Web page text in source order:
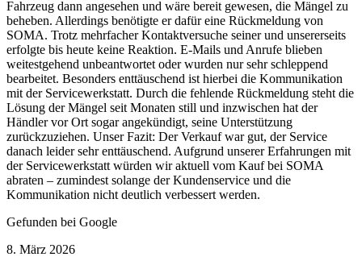
Fahrzeug dann angesehen und wäre bereit gewesen, die Mängel zu
beheben. Allerdings benötigte er dafür eine Rückmeldung von
SOMA. Trotz mehrfacher Kontaktversuche seiner und unsererseits
erfolgte bis heute keine Reaktion. E-Mails und Anrufe blieben
weitestgehend unbeantwortet oder wurden nur sehr schleppend
bearbeitet. Besonders enttäuschend ist hierbei die Kommunikation
mit der Servicewerkstatt. Durch die fehlende Rückmeldung steht die
Lösung der Mängel seit Monaten still und inzwischen hat der
Händler vor Ort sogar angekündigt, seine Unterstützung
zurückzuziehen. Unser Fazit: Der Verkauf war gut, der Service
danach leider sehr enttäuschend. Aufgrund unserer Erfahrungen mit
der Servicewerkstatt würden wir aktuell vom Kauf bei SOMA
abraten – zumindest solange der Kundenservice und die
Kommunikation nicht deutlich verbessert werden.
Gefunden bei Google
8. März 2026